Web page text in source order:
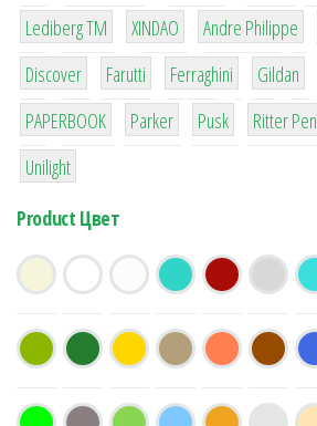
3
Lediberg ТМ
3
XINDAO
1
Andre Philippe
64
Discover
299
Farutti
4
Ferraghini
42
Gildan
8
PAPERBOOK
6
Parker
2
Pusk
22
Ritter Pen
1
Unilight
Product Цвет